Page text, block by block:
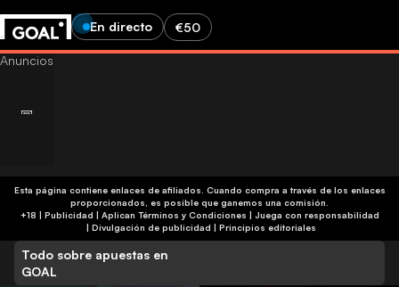
En directo €50
Esta página contiene enlaces de afiliados. Cuando compra a través de los enlaces
proporcionados, es posible que ganemos una comisión.
+18 | Publicidad | Aplican Términos y Condiciones | Juega con responsabilidad
| Divulgación de publicidad | Principios editoriales
Todo sobre apuestas en
GOAL